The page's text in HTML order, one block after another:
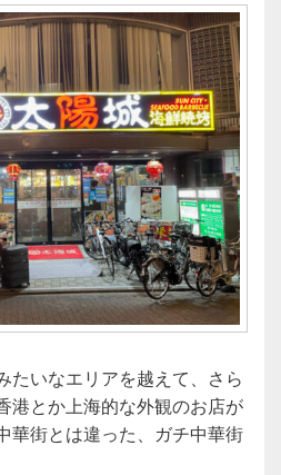
たいなエリアを越えて、さら
港とか上海的な外観のお店が
華街とは違った、ガチ中華街